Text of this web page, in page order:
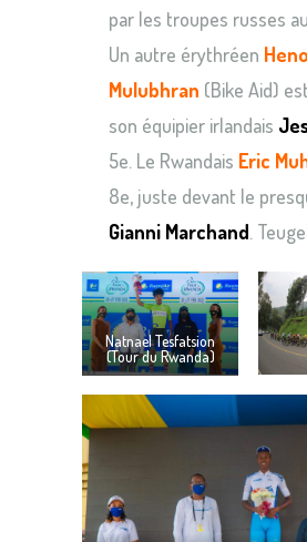
par les troupes russes
Un autre érythréen
Mulubhran (Bike Aid)
son équipier irlandais
5e. Le Rwandais Eric
8e, juste devant le
Gianni Marchand.
Natnael Tesfatsion
(Tour du Rwanda)